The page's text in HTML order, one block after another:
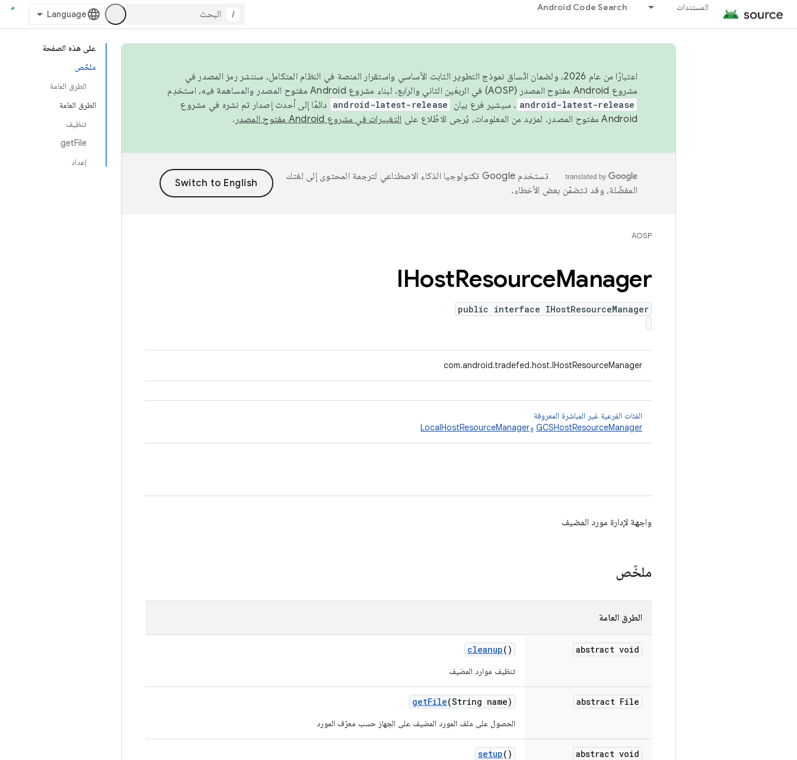
المستندات Android Code Search
/
على هذه الصفحة
ملخّص
الطرق العامة
الطرق العامة
تنظيف
getFile
إعداد
اعتبارًا من عام 2026، ولضمان اتّساق نموذج التطوير الثابت الأساسي واستقرار المنصة في النظام المتكامل، سننشر رمز المصدر في
مشروع Android مفتوح المصدر (AOSP) في الربعَين الثاني والرابع. لبناء مشروع Android مفتوح المصدر والمساهمة فيه، استخدِم
android-latest-release . سيشير فرع بيان android-latest-release دائمًا إلى أحدث إصدار تم نشره في مشروع
Android مفتوح المصدر. لمزيد من المعلومات، يُرجى الاطّلاع على
التغييرات في مشروع Android مفتوح المصدر .
تستخدم Google تكنولوجيا الذكاء الاصطناعي لترجمة المحتوى إلى لغتك
المفضّلة، وقد تتضمّن بعض الأخطاء.
AOSP
IHostResourceManager
public interface IHostResourceManager
com.android.tradefed.host.IHostResourceManager
الفئات الفرعية غير المباشرة المعروفة
GCSHostResourceManager وLocalHostResourceManager
واجهة لإدارة مورد المضيف
ملخّص
الطرق العامة
abstract void
cleanup()
تنظيف موارد المضيف
abstract File
getFile(String name)
الحصول على ملف المورد المضيف على الجهاز حسب معرّف المورد
abstract void
setup()